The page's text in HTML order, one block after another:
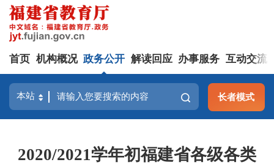
首页 机构概况 政务公开 解读回应 办事服务 互动交流
长者模式
2020/2021学年初福建省各级各类